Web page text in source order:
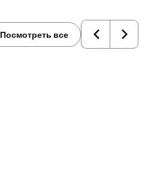
Посмотреть все